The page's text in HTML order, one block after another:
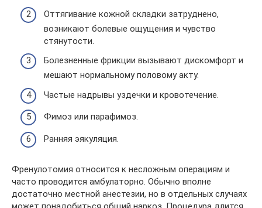
Оттягивание кожной складки затруднено,
возникают болевые ощущения и чувство
стянутости.
Болезненные фрикции вызывают дискомфорт и
мешают нормальному половому акту.
Частые надрывы уздечки и кровотечение.
Фимоз или парафимоз.
Ранняя эякуляция.
Френулотомия относится к несложным операциям и
часто проводится амбулаторно. Обычно вполне
достаточно местной анестезии, но в отдельных случаях